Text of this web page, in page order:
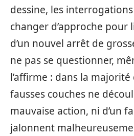
dessine, les
changer d’approche pour
d’un nouvel arrêt de
ne pas se questionner,
l’affirme : dans la majorité
fausses couches ne
mauvaise action, ni d’un
jalonnent